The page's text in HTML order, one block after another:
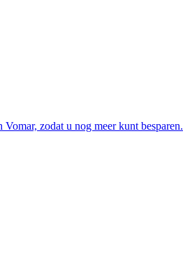
zodat u nog meer kunt besparen.